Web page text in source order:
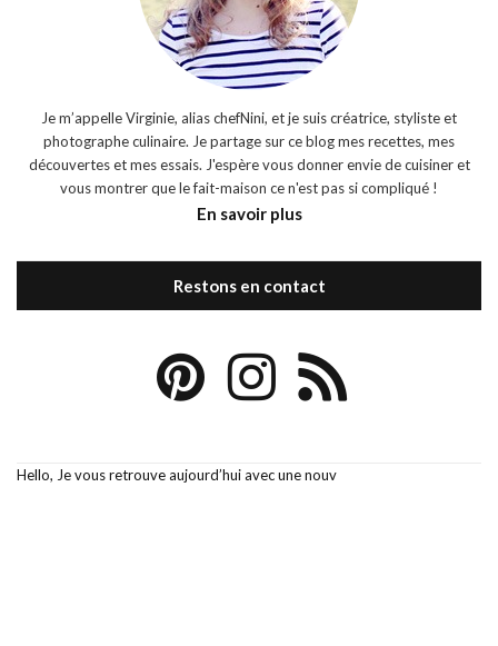
Je m’appelle Virginie, alias chefNini, et je suis créatrice, styliste et
photographe culinaire. Je partage sur ce blog mes recettes, mes
découvertes et mes essais. J'espère vous donner envie de cuisiner et
vous montrer que le fait-maison ce n'est pas si compliqué !
En savoir plus
Restons en contact
Hello, Je vous retrouve aujourd’hui avec une nouv